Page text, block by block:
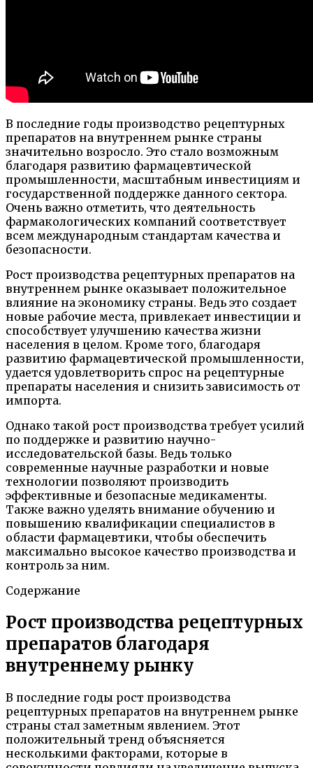
В последние годы производство рецептурных
препаратов на внутреннем рынке страны
значительно возросло. Это стало возможным
благодаря развитию фармацевтической
промышленности, масштабным инвестициям и
государственной поддержке данного сектора.
Очень важно отметить, что деятельность
фармакологических компаний соответствует
всем международным стандартам качества и
безопасности.
Рост производства рецептурных препаратов на
внутреннем рынке оказывает положительное
влияние на экономику страны. Ведь это создает
новые рабочие места, привлекает инвестиции и
способствует улучшению качества жизни
населения в целом. Кроме того, благодаря
развитию фармацевтической промышленности,
удается удовлетворить спрос на рецептурные
препараты населения и снизить зависимость от
импорта.
Однако такой рост производства требует усилий
по поддержке и развитию научно-
исследовательской базы. Ведь только
современные научные разработки и новые
технологии позволяют производить
эффективные и безопасные медикаменты.
Также важно уделять внимание обучению и
повышению квалификации специалистов в
области фармацевтики, чтобы обеспечить
максимально высокое качество производства и
контроль за ним.
Содержание
Рост производства рецептурных
препаратов благодаря
внутреннему рынку
В последние годы рост производства
рецептурных препаратов на внутреннем рынке
страны стал заметным явлением. Этот
положительный тренд объясняется
несколькими факторами, которые в